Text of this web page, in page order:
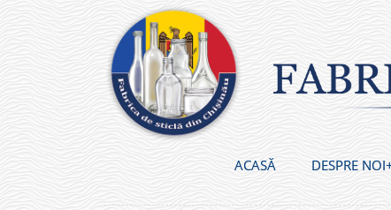
content
ACASĂ DESPRE NOI